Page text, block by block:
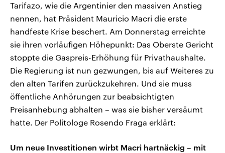
Tarifazo, wie die Argentinier den massiven Anstieg
nennen, hat Präsident Mauricio Macri die erste
handfeste Krise beschert. Am Donnerstag erreichte
sie ihren vorläufigen Höhepunkt: Das Oberste Gericht
stoppte die Gaspreis-Erhöhung für Privathaushalte.
Die Regierung ist nun gezwungen, bis auf Weiteres zu
den alten Tarifen zurückzukehren. Und sie muss
öffentliche Anhörungen zur beabsichtigten
Preisanhebung abhalten – was sie bisher versäumt
hatte. Der Politologe Rosendo Fraga erklärt:
Um neue Investitionen wirbt Macri hartnäckig – mit